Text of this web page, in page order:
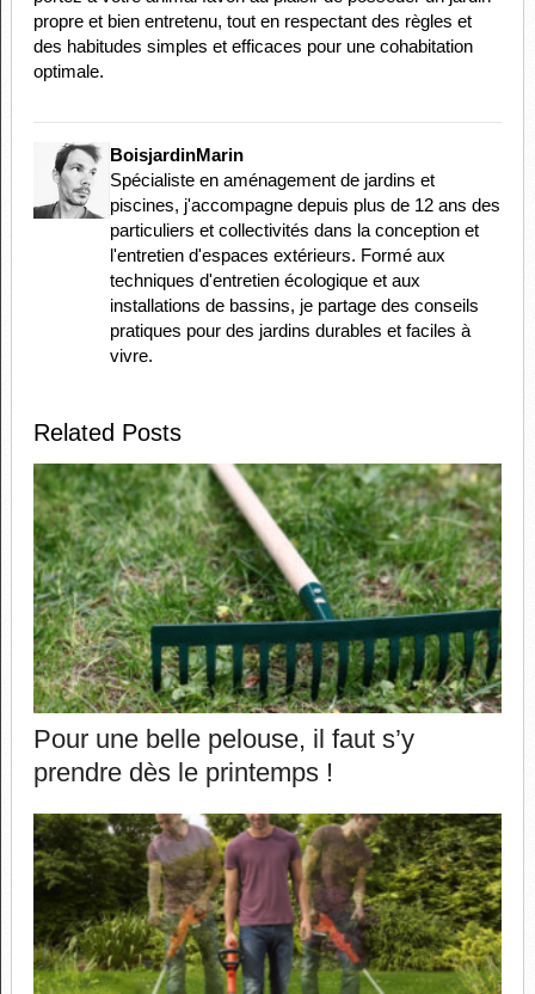
propre et bien entretenu, tout en respectant des règles et
des habitudes simples et efficaces pour une cohabitation
optimale.
BoisjardinMarin
Spécialiste en aménagement de jardins et
piscines, j'accompagne depuis plus de 12 ans des
particuliers et collectivités dans la conception et
l'entretien d'espaces extérieurs. Formé aux
techniques d'entretien écologique et aux
installations de bassins, je partage des conseils
pratiques pour des jardins durables et faciles à
vivre.
Related Posts
Pour une belle pelouse, il faut s’y
prendre dès le printemps !